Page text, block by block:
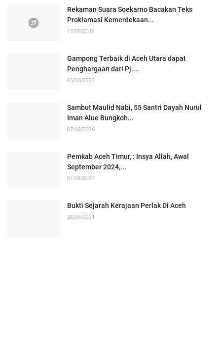
Rekaman Suara Soekarno Bacakan Teks
Proklamasi Kemerdekaan...
17/08/2019
Gampong Terbaik di Aceh Utara dapat
Penghargaan dari Pj....
05/06/2023
Sambut Maulid Nabi, 55 Santri Dayah Nurul
Iman Alue Bungkoh...
07/08/2026
Pemkab Aceh Timur, : Insya Allah, Awal
September 2024,...
01/08/2024
Bukti Sejarah Kerajaan Perlak Di Aceh
28/03/2021